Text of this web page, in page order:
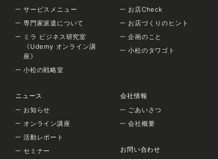
サービスメニュー
専門家派遣について
ミラ ビジネス研究室
《Udemy オンライン講
座》
小松の戦略室
お店Check
お店づくりのヒント
企画のこと
小松のタワゴト
ニュース
お知らせ
オンライン講座
活動レポート
セミナー
会社情報
ごあいさつ
会社概要
お問い合わせ